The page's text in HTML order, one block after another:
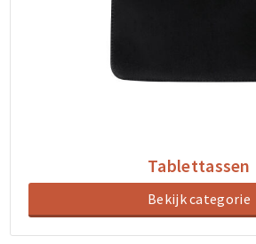
Tablettassen
Bekijk categorie